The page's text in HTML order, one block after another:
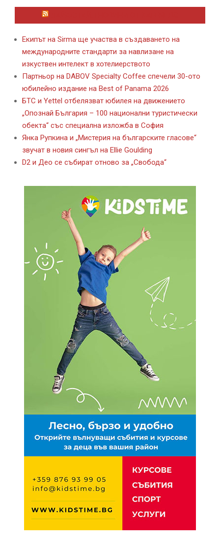
Екипът на Sirma ще участва в създаването на
международните стандарти за навлизане на
изкуствен интелект в хотелиерството
Партньор на DABOV Specialty Coffee спечели 30-ото
юбилейно издание на Best of Panama 2026
БТС и Yettel отбелязват юбилея на движението
„Опознай България – 100 национални туристически
обекта“ със специална изложба в София
Янка Рупкина и „Мистерия на българските гласове“
звучат в новия сингъл на Ellie Goulding
D2 и Део се събират отново за „Свобода“